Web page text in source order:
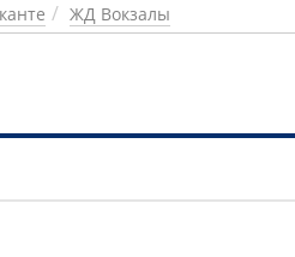
ЖД Вокзалы